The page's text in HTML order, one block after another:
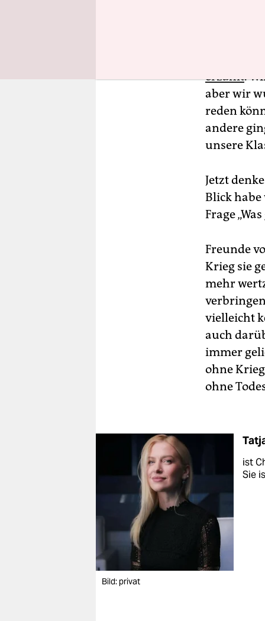
erzählt.
aber wir
reden
andere
unsere
Jetzt
Blick habe
Frage
Freunde
Krieg sie
mehr
vielleicht
auch
immer
ohne Krieg
ohne
Bild: privat
ist
Sie